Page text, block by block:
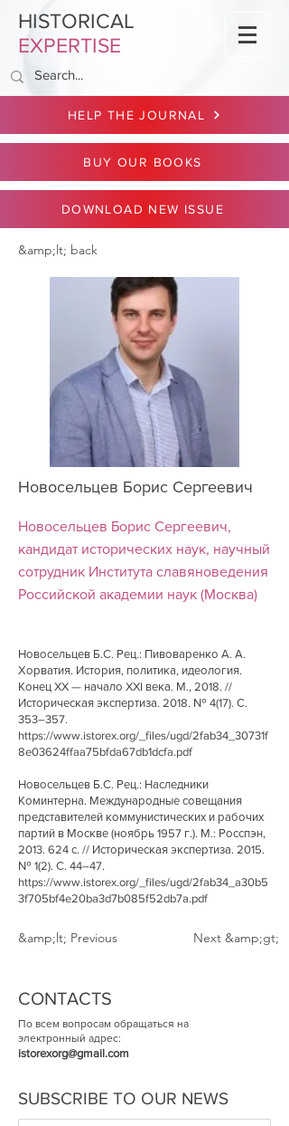
HISTORICAL
EXPERTISE
HELP THE JOURNAL
BUY OUR BOOKS
DOWNLOAD NEW ISSUE
&amp;lt; back
Новосельцев Борис Сергеевич
Новосельцев Борис Сергеевич,
кандидат исторических наук, научный
сотрудник Института славяноведения
Российской академии наук (Москва)
Новосельцев Б.С. Рец.: Пивоваренко А. А.
Хорватия. История, политика, идеология.
Конец XX — начало XXI века. М., 2018. //
Историческая экспертиза. 2018. № 4(17). С.
353–357.
https://www.istorex.org/_files/ugd/2fab34_30731f
8e03624ffaa75bfda67db1dcfa.pdf
Новосельцев Б.С. Рец.: Наследники
Коминтерна. Международные совещания
представителей коммунистических и рабочих
партий в Москве (ноябрь 1957 г.). М.: Росспэн,
2013. 624 с. // Историческая экспертиза. 2015.
№ 1(2). С. 44–47.
https://www.istorex.org/_files/ugd/2fab34_a30b5
3f705bf4e20ba3d7b085f52db7a.pdf
&amp;lt; Previous Next &amp;gt;
CONTACTS
По всем вопросам обращаться на
электронный адрес:
istorexorg@gmail.com
SUBSCRIBE TO OUR NEWS